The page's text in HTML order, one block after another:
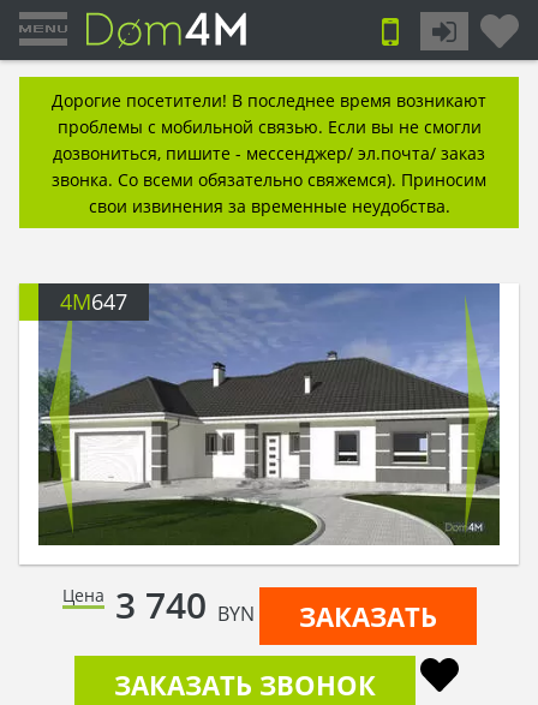
Дорогие посетители! В последнее время возникают
проблемы с мобильной связью. Если вы не смогли
дозвониться, пишите - мессенджер/ эл.почта/ заказ
звонка. Со всеми обязательно свяжемся). Приносим
свои извинения за временные неудобства.
4M647
Цена 3 740 BYN
ЗАКАЗАТЬ
ЗАКАЗАТЬ ЗВОНОК